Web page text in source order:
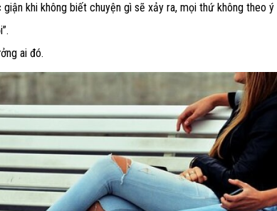
khi không biết chuyện gì sẽ xảy ra, mọi thứ không theo
ai đó.